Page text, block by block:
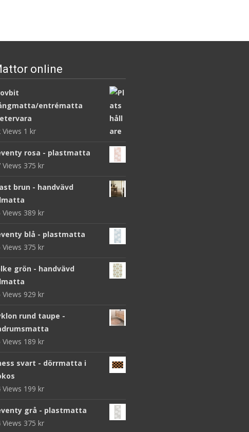
online
entrématta
Views 1 kr
rosa - plastmatta
Views 375 kr
brun - handvävd
Views 389 kr
blå - plastmatta
Views 375 kr
grön - handvävd
Views 929 kr
rund taupe -
Views 189 kr
svart - dörrmatta i
Views 199 kr
grå - plastmatta
Views 375 kr